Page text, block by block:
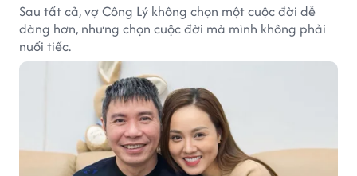
Sau tất cả, vợ Công Lý không chọn một cuộc đời dễ
dàng hơn, nhưng chọn cuộc đời mà mình không phải
nuối tiếc.